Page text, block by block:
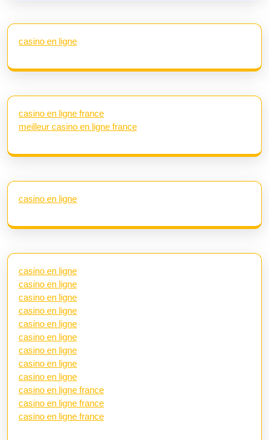
casino en ligne
casino en ligne france
meilleur casino en ligne france
casino en ligne
casino en ligne
casino en ligne
casino en ligne
casino en ligne
casino en ligne
casino en ligne
casino en ligne
casino en ligne
casino en ligne
casino en ligne france
casino en ligne france
casino en ligne france